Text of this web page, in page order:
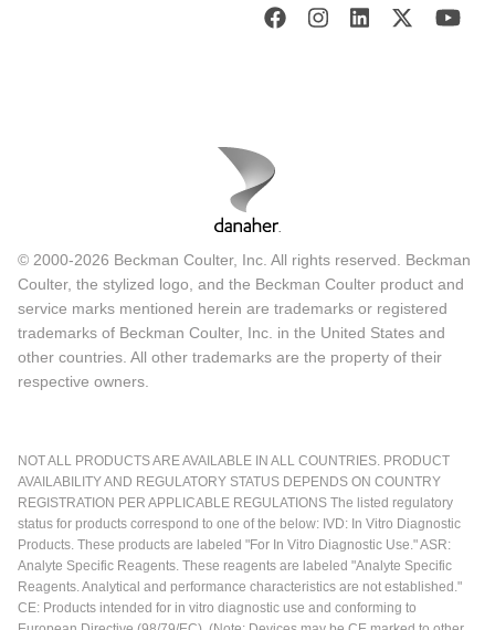
© 2000-2026 Beckman Coulter, Inc. All rights reserved. Beckman
Coulter, the stylized logo, and the Beckman Coulter product and
service marks mentioned herein are trademarks or registered
trademarks of Beckman Coulter, Inc. in the United States and
other countries. All other trademarks are the property of their
respective owners.
NOT ALL PRODUCTS ARE AVAILABLE IN ALL COUNTRIES. PRODUCT
AVAILABILITY AND REGULATORY STATUS DEPENDS ON COUNTRY
REGISTRATION PER APPLICABLE REGULATIONS The listed regulatory
status for products correspond to one of the below: IVD: In Vitro Diagnostic
Products. These products are labeled "For In Vitro Diagnostic Use." ASR:
Analyte Specific Reagents. These reagents are labeled "Analyte Specific
Reagents. Analytical and performance characteristics are not established."
CE: Products intended for in vitro diagnostic use and conforming to